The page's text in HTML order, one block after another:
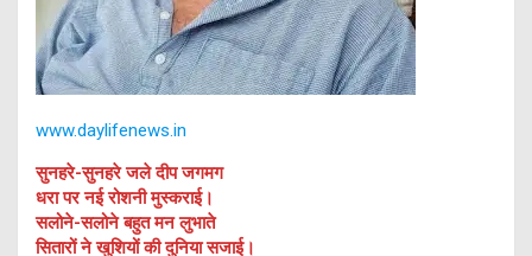
www.daylifenews.in
सुनहरे-सुनहरे जले दीप जगमग
धरा पर नई रोशनी मुस्कराई।
सलोने-सलोने बहुत मन लुभाते
सितारों ने खुशियों की दुनिया सजाई।